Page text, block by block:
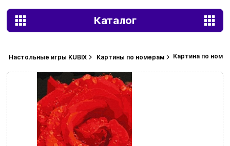
Каталог
Настольные игры KUBIX Картины по номерам Картина по